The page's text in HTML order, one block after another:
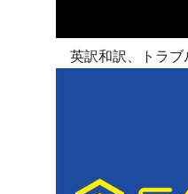
英訳和訳、トラブ